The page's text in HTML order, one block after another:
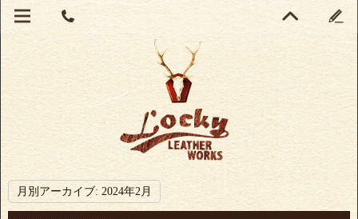
月別アーカイブ: 2024年2月